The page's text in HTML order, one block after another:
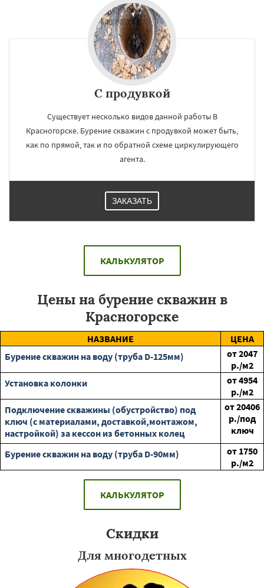
С продувкой
Существует несколько видов данной работы В
Красногорске. Бурение скважин с продувкой может быть,
как по прямой, так и по обратной схеме циркулирующего
агента.
ЗАКАЗАТЬ
КАЛЬКУЛЯТОР
Цены на бурение скважин в
Красногорске
НАЗВАНИЕ
ЦЕНА
Бурение скважин на воду (труба D-125мм)
от2047
р./м2
Установка колонки
от4954
р./м2
Подключение скважины (обустройство) под
ключ (с материалами, доставкой,монтажом,
настройкой) за кессон из бетонных колец
от20406
р./под
ключ
Бурение скважин на воду (труба D-90мм)
от 1750
р./м2
КАЛЬКУЛЯТОР
Скидки
Для многодетных